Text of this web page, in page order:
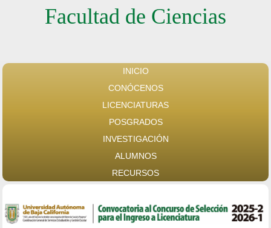
Facultad de Ciencias
INICIO
CONÓCENOS
LICENCIATURAS
POSGRADOS
INVESTIGACIÓN
ALUMNOS
RECURSOS